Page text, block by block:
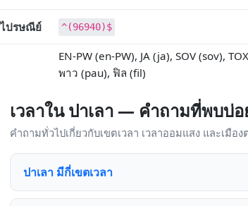
ปรษณีย์ ^(96940)$
EN-PW (en-PW), JA (ja), SOV (sov),
พาว (pau), ฟิล (fil)
เวลาใน ปาเลา — คำถามที่พบบ่อ
คำถามทั่วไปเกี่ยวกับเขตเวลา เวลาออมแสง และเมือง
ปาเลา มีกี่เขตเวลา